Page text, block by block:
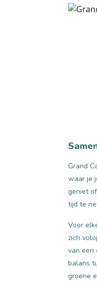
Grand
waar je
geniet
tijd te
Voor
zich
van een
balans
groene